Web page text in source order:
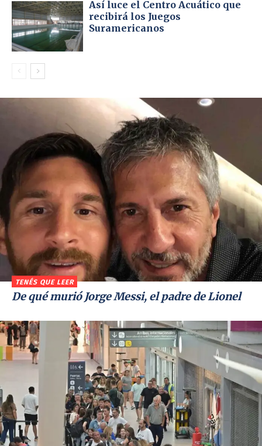
Así luce el Centro Acuático que
recibirá los Juegos
Suramericanos
TENÉS QUE LEER
De qué murió Jorge Messi, el padre de Lionel